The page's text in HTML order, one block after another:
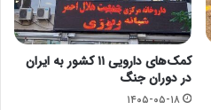
کمک‌های دارویی ۱۱ کشور به ایران
در دوران جنگ
۱۴۰۵-۰۵-۱۸